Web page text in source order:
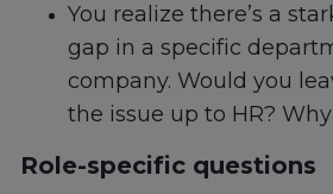
You realize there’s a
gap in a specific
company. Would you
the issue up to HR?
Role-specific questions